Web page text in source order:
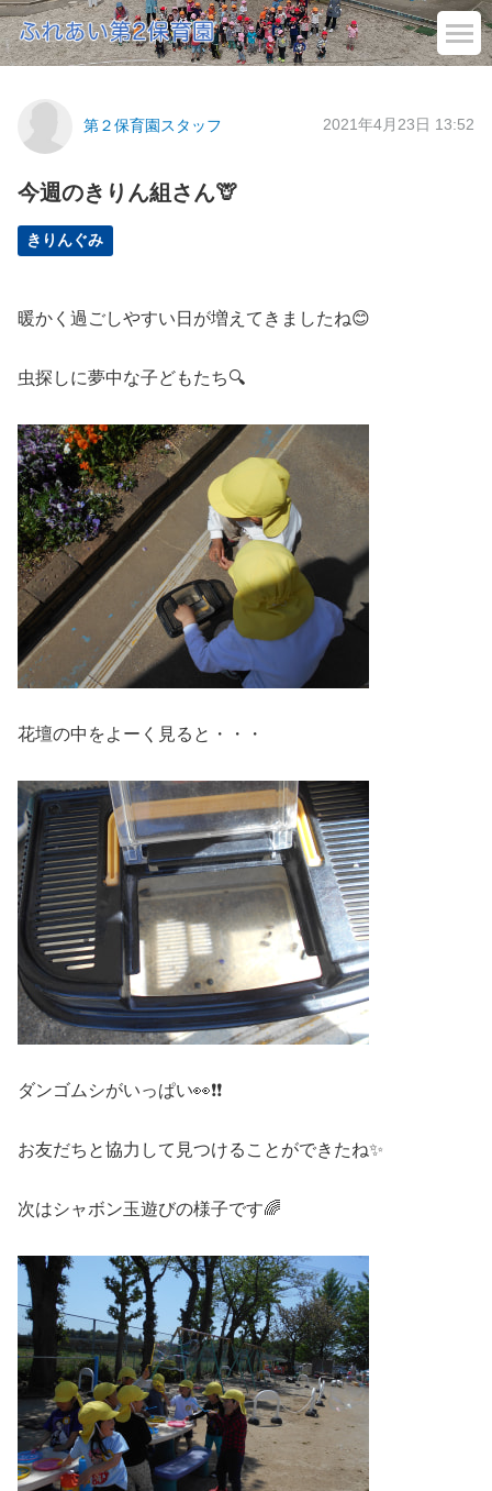
第２保育園スタッフ 2021年4月23日 13:52
今週のきりん組さん🦒
きりんぐみ
暖かく過ごしやすい日が増えてきましたね😊
虫探しに夢中な子どもたち🔍
花壇の中をよーく見ると・・・
ダンゴムシがいっぱい👀❗❗
お友だちと協力して見つけることができたね✨
次はシャボン玉遊びの様子です🌈